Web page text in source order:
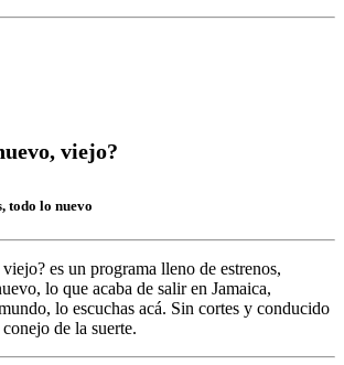
viejo?
todo lo nuevo
viejo? es un programa lleno de estrenos,
lo que acaba de salir en Jamaica,
lo escuchas acá. Sin cortes y conducido
de la suerte.